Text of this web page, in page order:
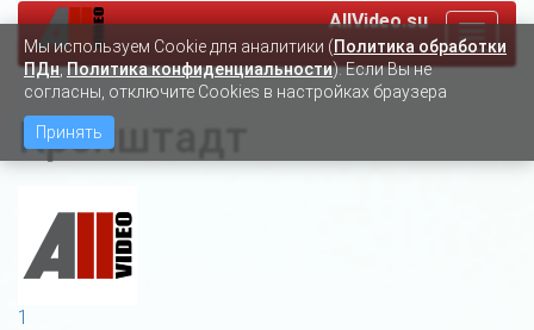
AllVideo.su
Кронштадт
1
Мы используем Сookie для аналитики (Политика обработки
ПДн,Политика конфиденциальности). Если Вы не
согласны, отключите Cookies в настройках браузера
Принять